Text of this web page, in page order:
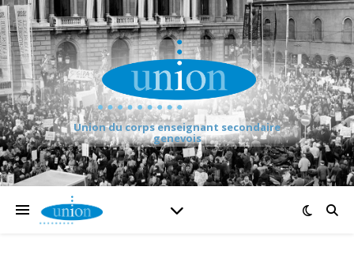
Union du corps enseignant secondaire
genevois